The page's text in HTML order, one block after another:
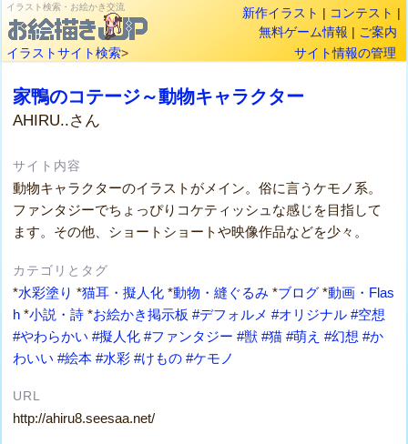
イラスト検索・お絵かき交流 新作イラスト | コンテスト |
無料ゲーム情報 | ご案内
イラストサイト検索> サイト情報の管理
家鴨のコテージ～動物キャラクター
AHIRU..さん
サイト内容
動物キャラクターのイラストがメイン。俗に言うケモノ系。
ファンタジーでちょっぴりコケティッシュな感じを目指して
ます。その他、ショートショートや映像作品などを少々。
カテゴリとタグ
*水彩塗り *猫耳・擬人化 *動物・縫ぐるみ *ブログ *動画・Flas
h *小説・詩 *お絵かき掲示板 #デフォルメ #オリジナル #空想
#やわらかい #擬人化 #ファンタジー #獣 #猫 #萌え #幻想 #か
わいい #絵本 #水彩 #けもの #ケモノ
URL
http://ahiru8.seesaa.net/